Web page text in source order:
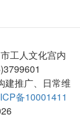
工人文化宫内
建推广、日常维
备10001411